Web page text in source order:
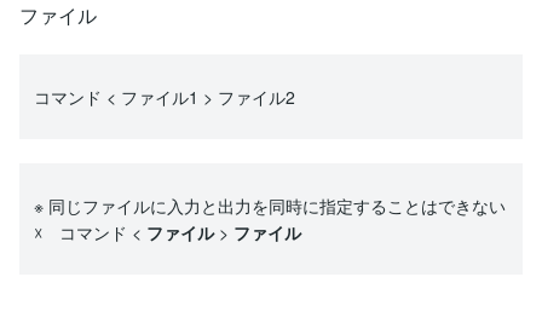
ファイル
コマンド < ファイル1 > ファイル2
※ 同じファイルに入力と出力を同時に指定することはできない
☓ コマンド < ファイル> ファイル